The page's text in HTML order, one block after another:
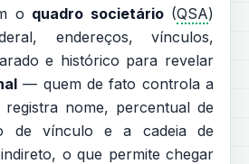
o quadro societário(QSA)
endereços, vínculos,
e histórico para revelar
— quem de fato controla a
registra nome, percentual de
de vínculo e a cadeia de
o que permite chegar